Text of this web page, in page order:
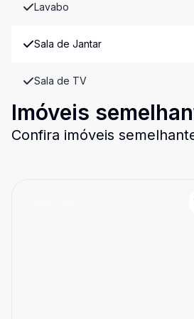
Lavabo
Sala de Jantar
Sala de TV
Imóveis
Confira imóveis